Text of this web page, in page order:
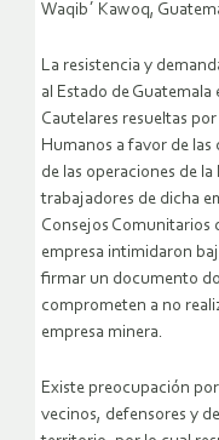
Waqib´ Kawoq,
La resistencia y
al Estado de
Cautelares resueltas
Humanos a favor de
de las operaciones de
trabajadores de dicha
Consejos Comunitarios
empresa intimidaron
firmar un documento
comprometen a no
empresa minera.
Existe preocupación
vecinos, defensores y